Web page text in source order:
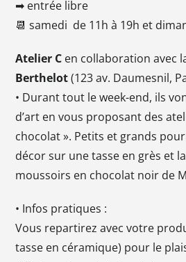
➡ entrée libre
📆 samedi de 11h à 19h et
Atelier C en collaboration avec
Berthelot(123 av. Daumesnil,
• Durant tout le week-end, ils
d’art en vous proposant des
chocolat ». Petits et grands
décor sur une tasse en grès et
moussoirs en chocolat noir de
• Infos pratiques :
Vous repartirez avec votre
tasse en céramique) pour le